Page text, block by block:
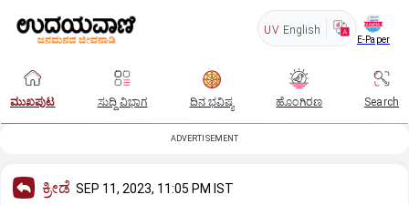
UV English
E-Paper
ಮುಖಪುಟ ಸುದ್ದಿ ವಿಭಾಗ ದಿನ ಭವಿಷ್ಯ ಹೊಂಗಿರಣ Search
ADVERTISEMENT
ಕ್ರೀಡೆ SEP 11, 2023, 11:05 PM IST